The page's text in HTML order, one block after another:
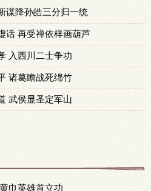
谋降孙皓三分归一统
话 再受禅依样画葫芦
入西川二士争功
诸葛瞻战死绵竹
武侯显圣定军山
巾英雄首立功